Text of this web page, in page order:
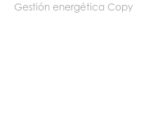
Gestión energética Copy